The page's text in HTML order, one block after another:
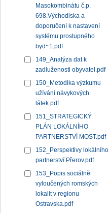
Masokombinátu č.p.
698.Východiska a
doporučení k nastavení
systému prostupného
byd~1.pdf
149_Analýza dat k
zadluženosti obyvatel.pdf
150_Metodika výzkumu
užívání návykových
látek.pdf
151_STRATEGICKÝ
PLÁN LOKÁLNÍHO
PARTNERSTVÍ MOST.pdf
152_Perspektivy lokálního
partnerství Přerov.pdf
153_Popis sociálně
vyloučených romských
lokalit v regionu
Ostravska.pdf